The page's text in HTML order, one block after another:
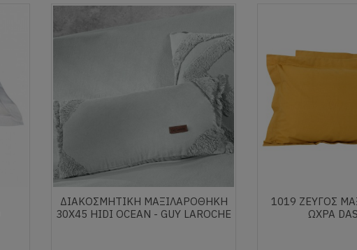
ΔΙΑΚΟΣΜΗΤΙΚΉ ΜΑΞΙΛΑΡΟΘΉΚΗ
30X45 HIDI OCEAN - GUY LAROCHE
1019 ΖΕΥΓΟΣ
ΩΧΡΑ